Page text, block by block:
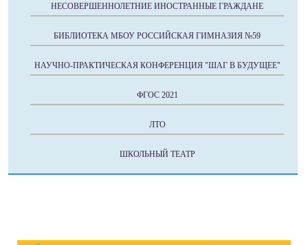
НЕСОВЕРШЕННОЛЕТНИЕ ИНОСТРАННЫЕ ГРАЖДАНЕ
БИБЛИОТЕКА МБОУ РОССИЙСКАЯ ГИМНАЗИЯ №59
НАУЧНО-ПРАКТИЧЕСКАЯ КОНФЕРЕНЦИЯ "ШАГ В БУДУЩЕЕ"
ФГОС 2021
ЛТО
ШКОЛЬНЫЙ ТЕАТР